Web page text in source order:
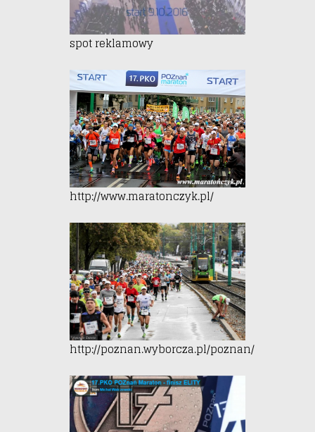
spot reklamowy
http://www.maratonczyk.pl/
http://poznan.wyborcza.pl/poznan/